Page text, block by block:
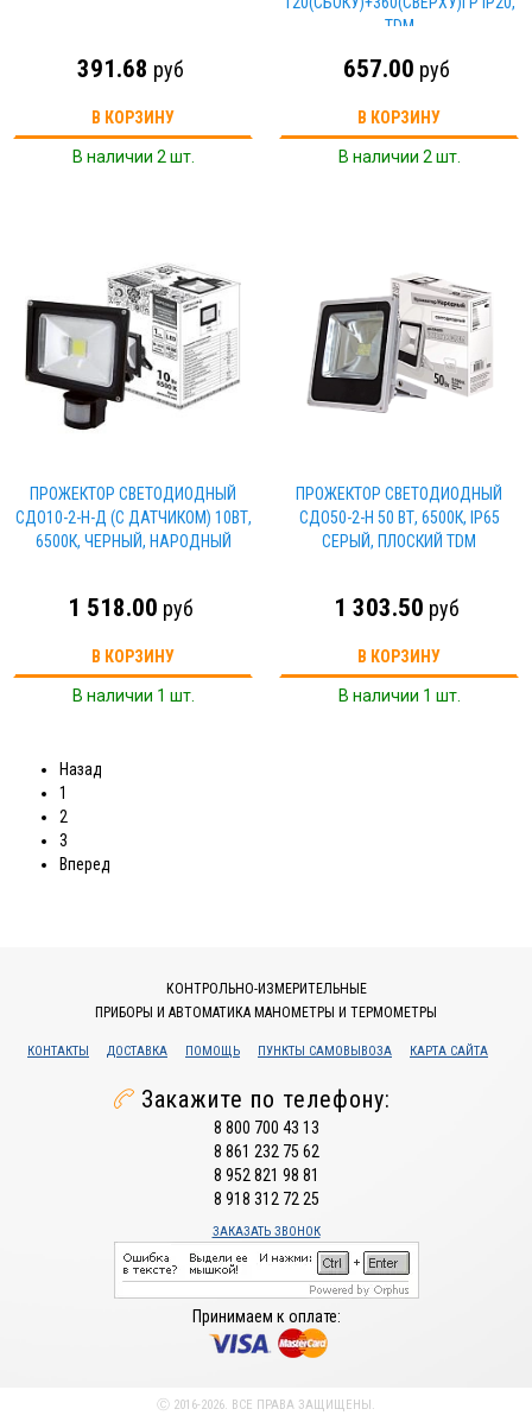
391.68 руб
В КОРЗИНУ
В наличии 2 шт.
TDM
657.00 руб
В КОРЗИНУ
В наличии 2 шт.
ПРОЖЕКТОР СВЕТОДИОДНЫЙ
СДО10-2-Н-Д (С ДАТЧИКОМ) 10ВТ,
6500К, ЧЕРНЫЙ, НАРОДНЫЙ
1 518.00 руб
В КОРЗИНУ
В наличии 1 шт.
ПРОЖЕКТОР СВЕТОДИОДНЫЙ
СДО50-2-Н 50 ВТ, 6500К, IP65
СЕРЫЙ, ПЛОСКИЙ TDM
1 303.50 руб
В КОРЗИНУ
В наличии 1 шт.
Назад
1
2
3
Вперед
КОНТРОЛЬНО-ИЗМЕРИТЕЛЬНЫЕ
ПРИБОРЫ И АВТОМАТИКА МАНОМЕТРЫ И ТЕРМОМЕТРЫ
КОНТАКТЫ ДОСТАВКА ПОМОЩЬ ПУНКТЫ САМОВЫВОЗА КАРТА САЙТА
Закажите по телефону:
8 800 700 43 13
8 861 232 75 62
8 952 821 98 81
8 918 312 72 25
ЗАКАЗАТЬ ЗВОНОК
Принимаем к оплате:
Ⓒ 2016-2026. ВСЕ ПРАВА ЗАЩИЩЕНЫ.